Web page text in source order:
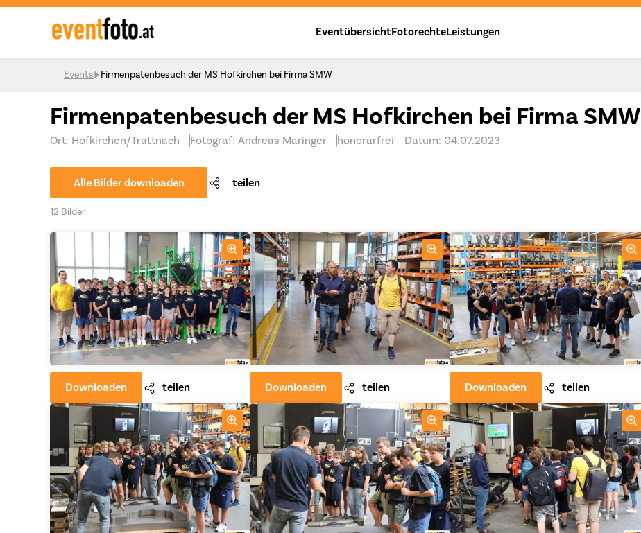
Skip to content
EventübersichtFotorechteLeistungen
Events Firmenpatenbesuch der MS Hofkirchen bei Firma SMW
Firmenpatenbesuch der MS Hofkirchen bei Firma SMW
Ort: Hofkirchen/Trattnach Fotograf: Andreas Maringer honorarfrei Datum: 04.07.2023
Alle Bilder downloaden teilen
12 Bilder
Downloaden teilen Downloaden teilen Downloaden teilen